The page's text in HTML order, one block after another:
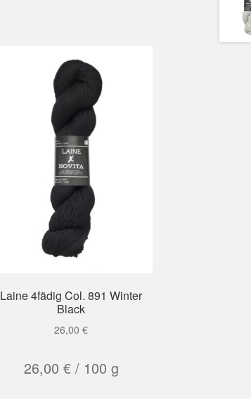
Laine 4fädig Col. 891 Winter
Black
26,00€
26,00 €/ 100 g